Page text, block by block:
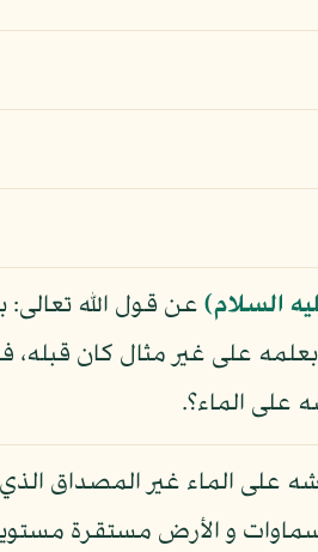
السلام) عن قول الله تعالى:
على غير مثال كان قبله،
على الماء؟.
على الماء غير المصداق
و الأرض مستقرة